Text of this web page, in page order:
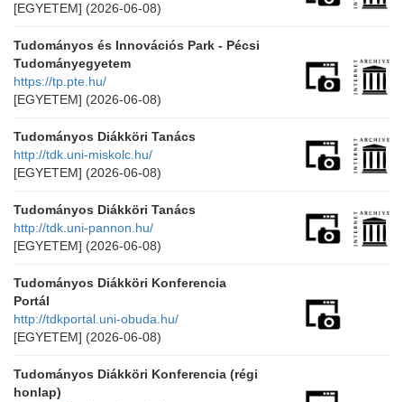
[EGYETEM] (2026-06-08)
Tudományos és Innovációs Park - Pécsi
Tudományegyetem
https://tp.pte.hu/
[EGYETEM] (2026-06-08)
Tudományos Diákköri Tanács
http://tdk.uni-miskolc.hu/
[EGYETEM] (2026-06-08)
Tudományos Diákköri Tanács
http://tdk.uni-pannon.hu/
[EGYETEM] (2026-06-08)
Tudományos Diákköri Konferencia
Portál
http://tdkportal.uni-obuda.hu/
[EGYETEM] (2026-06-08)
Tudományos Diákköri Konferencia (régi
honlap)